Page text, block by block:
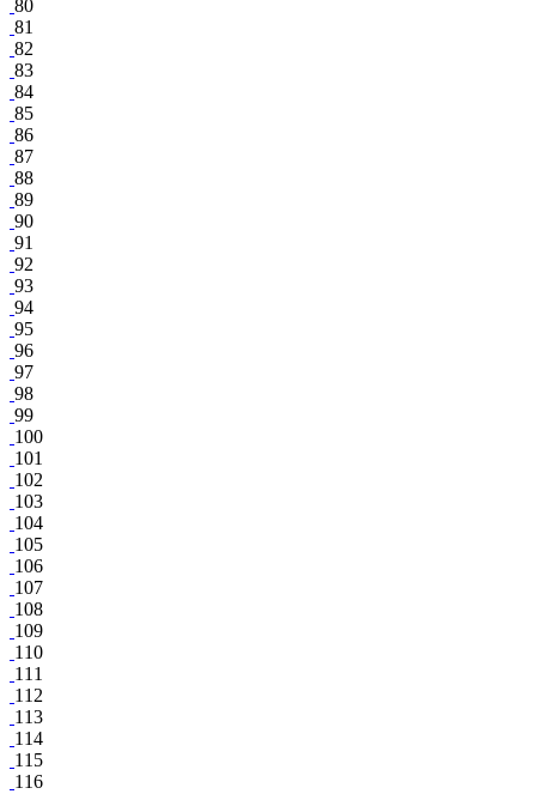
80
81
82
83
84
85
86
87
88
89
90
91
92
93
94
95
96
97
98
99
100
101
102
103
104
105
106
107
108
109
110
111
112
113
114
115
116